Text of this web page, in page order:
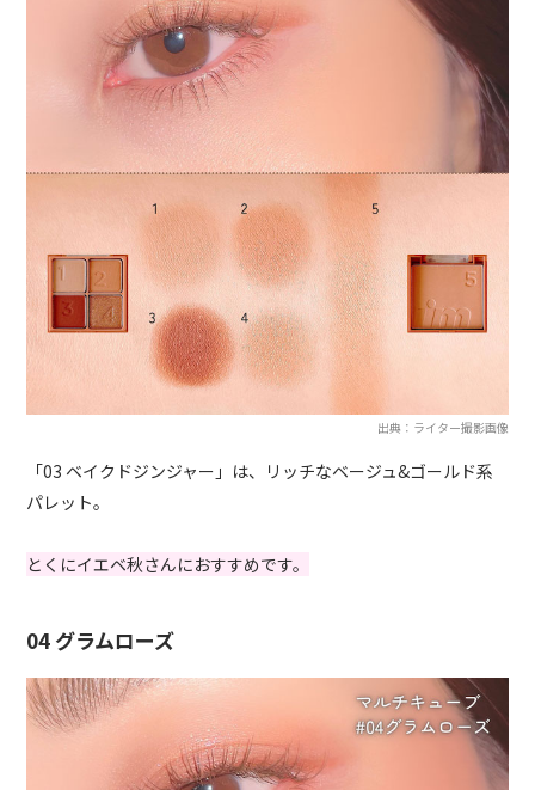
出典：ライター撮影画像
「03 ベイクドジンジャー」は、リッチなベージュ&ゴールド系
パレット。
とくにイエベ秋さんにおすすめです。
04 グラムローズ